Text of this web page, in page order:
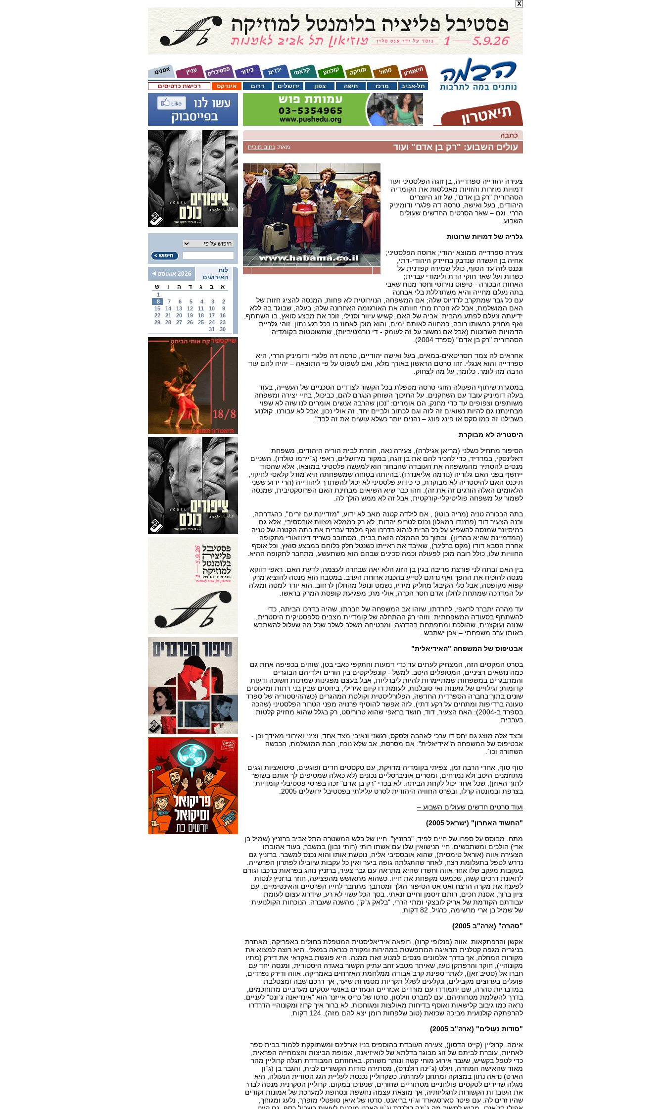
רכישת כרטיסים אינדקס דרום ירושלים צפון חיפה מרכז תל-אביב
לוח
האירועים
2026 אוגוסט
א
ב ג ד ה ו ש
1
2
3
4
5
6
7
8
9
10
11
12
13
14
15
16
17
18
19
20
21
22
23
24
25
26
27
28
29
30
31
כתבה
מאת: נחום מוכיח עולים השבוע: "רק בן אדם" ועוד
צעירה יהודייה ספרדייה, בן זוגה הפלסטיני ועוד
דמויות מוזרות והזויות מאכלסות את הקומדיה
הסהרורית "רק בן אדם", של זוג היוצרים
היהודים, בעל ואישה, טרסה דה פלגרי ודומיניק
הררי. וגם – שאר הסרטים החדשים שעולים
השבוע.
גלריה של דמויות שרוטות
צעירה ספרדייה ממוצא יהודי; ארוסה הפלסטיני;
אחיה בן העשרה שנדבק בחיידק היהודי-דתי,
ונכנס לזה עד הסוף, כולל שמירה קפדנית על
כשרות ועל שאר חוקי הדת ולימודי עברית;
האחות הבכורה - טיפוס נוירוטי וחסר מנוח שאבי
בתה נעלם מחייה והיא משתרללת בלי אבחנה
עם כל גבר שמתקרב לרדיוס שלה; אם המשפחה, הנוירוטית לא פחות, המנסה להציג חזות של
האם המושלמת, אבל לא זוכרת מתי חוותה את האורגזמה האחרונה שלה; בעלה, שבוגד בה ללא
ידיעתה ונעלם לפתע מהבית. אביה של האם, קשיש עיוור וסנילי, זוכר את מבצע סואץ, בו השתתף,
ואף מחזיק ברשותו רובה, כמחווה לאותם ימים, והוא מוכן לאחוז בו בכל רגע נתון. זוהי גלריית
הדמויות השרוטות (אבל אם נחשוב על זה לעומק - די נורמטיביות), שמשוטטות בקומדיה
הסהרורית "רק בן אדם" (ספרד 2004).
אחראים לה צמד תסריטאים-במאים, בעל ואישה יהודיים, טרסה דה פלגרי ודומיניק הררי, היא
ספרדייה והוא אנגלי. זהו סרטם הראשון באורך מלא, ואם לשפוט על פי התוצאה – יהיה להם עוד
הרבה מה לומר. כלומר, על מה לצחוק.
במסגרת שיתוף הפעולה הזוגי טרסה מטפלת בכל הקשור לצדדים הטכניים של העשייה, בעוד
בעלה דומיניק עובד עם השחקנים. על החיכוך השוחק הנגרם להם, כביכול, בחיי יצירה ומשפחה
משותפים וצפופים עד כדי מחנק, הם אומרים: "נכון שהרבה אנשים אומרים לנו שזה לא שפוי
מבחינתנו גם להיות נשואים זה לזה וגם לכתוב ולביים יחד. זה אולי נכון, אבל לא עבורנו. קולנוע
בשבילנו זה כמו סקס או פינג פונג – נהנים יותר כשלא עושים את זה לבד".
היסטריה לא מבוקרת
הסיפור מתחיל כשלני (מריאן אגילרה), צעירה נאה, חוזרת לבית הוריה היהודים, משפחת
דאלינסקי, במדריד, כדי להכיר להם את בן זוגה, במקור מירושלים, ראפי (ג`יירמו טולדו). השניים
מנסים להסתיר מהמשפחה את העובדה שהבחור הוא למעשה פלסטיני במוצאו, אלא שהסוד
ייחשף בפני האם גלוריה (נורמה אליאנדרו). בהיותה בטוחה שמשפחתה היא מודל קלאסי לחיקוי,
תיכנס האם להיסטריה לא מבוקרת, כי כידוע פלסטיני לא יכול להשתדך ליהודייה (הרי ידוע ששני
הלאומים האלה הורגים זה את זה). וזהו כבר שיא השיאים מבחינת האם הפרוטקטיבית, שמנסה
לשמור על משפחה פוליטיקלי-קורקטית, אבל זה לא ממש הולך לה.
בתה הבכורה טניה (מריה בוטו) , אם לילדה קטנה מאב לא ידוע, "מזדיינת עם זרים", כהגדרתה,
ובנה הצעיר דוד (פרננדו רמאלו) נכנס לטריפ יהדות, לא רק כממלא מצוות אובססיבי, אלא גם
כמיסיונר שמנסה להשפיע על כל הבית לנהוג בדרכו ואף מלמד עברית את בתה הקטנה של טניה
(המדמיינת שהיא בהריון). ובתוך כל ההמולה הזאת בבית, מסתובב כשריד דינוזאורי מתקופה
אחרת הסבא דודו (מקס ברלינר), שאיבד את ראייתו כשנטל חלק כלוחם במבצע סואץ, וכל אוסף
החוויות שלו, כולל רובה מוכן לפעולה וכמה סכינים שבהם הוא משתעשע, מתחבר לתקופה ההיא.
בין האם ובתה לני פורצת מריבה בגין בן הזוג הלא יאה שבחרה לעצמה, לדעת האם. ראפי דווקא
מנסה להוכיח את ההפך ואף נרתם לסייע בהכנת ארוחת הערב. במטבח הוא מנסה להוציא מרק
קפוא מקופסה, אבל כלי הקיבול מחליק מידיו, נשמט ונופל מהחלון לרחוב. הוא יורד למטה ומגלה
על המדרכה שמתחת לחלון אדם חסר הכרה, אולי מת, מפגיעת קופסת המרק בראשו.
עד מהרה יתברר לראפי, לחרדתו, שזהו אב המשפחה של חברתו, שהיה בדרכו הביתה, כדי
להשתתף בסעודה המשפחתית. וזוהי רק ההתחלה של קומדיית מצבים סלפסטיקית היסטרית,
שנונה ועוקצנית, שהולכת ומתפתחת בהדרגה, ומבטיחה משלב לשלב שכל מה שעלול להשתבש
באותו ערב משפחתי – אכן ישתבש.
אבטיפוס של המשפחה "האידיאלית"
בסרט המקסים הזה, המצחיק לעתים עד כדי דמעות והתקפי כאבי בטן, שוהים בכפיפה אחת גם
כמה נושאים רציניים, המטופלים היטב. למשל - קונפליקטים בין הורים וילדיהם הבוגרים
והמתבגרים במשפחות שמתיימרות להיות ליברליות, אבל בעצם מפגינות שמרנות חשוכה ודעות
קדומות; וגילויים של גזענות ואי סובלנות, לעומת דו קיום אידילי, ביחסים שבין בני דתות ומיעוטים
שונים בתוך בחברה הספרדית החדשה, הפלורליסטית וקולטת המהגרים (כשההיסטוריה של ספרד
טעונה ברדיפות ומתחים על רקע דתי). לזה אפשר להוסיף פרנויה מפני הטרור הפלסטיני (שהכה
בספרד ב-2004): האח הצעיר, דוד, חושד בראפי שהוא טרוריסט, רק בגלל שהוא מחזיק קלטות
בערבית.
ובצד אלה מוצג גם יחס דו ערכי לאהבה ולסקס, רגשני ונאיבי מצד אחד, וציני ואירוני מאידך וכן -
אבטיפוס של המשפחה ה"אידיאלית": אם מסרסת, אב שלא נוכח, הבת המושלמת, הכבשה
השחורה וכו`.
סוף סוף, אחרי הרבה זמן, צפיתי בקומדיה מדויקת, עם טקסטים חדים ופוגעים, סיטואציות וגגים
מתוזמנים היטב ולא נמרחים, ומסרים אוניברסליים נכונים (לא כאלה שמטיפים לך אותם בשופר
לתוך האוזן), שכל אחד יכול לקחת הביתה. לא בכדי "רק בן אדם" זכה בפרסי פסטיבלי קומדיות
בצרפת ובמונטה קרלו, ובפרס החוויה היהודית לסרט עלילתי בפסטיבל ירושלים 2005.
ועוד סרטים חדשים שעולים השבוע –
"החשוד האחרון" (ישראל 2005)
מתח. מבוסס על ספרו של חיים לפיד, "ברזניץ". חייו של בלש המשטרה התל אביב ברזניץ (שמיל בן
ארי) הולכים ומשתבשים. חיי הנישואין שלו עם אשתו רותי (רותי נבון) במשבר, בעוד אהובתו
הצעירה אווה (אוראל טימסית), שהוא אובססיבי אליה, נוטשת אותו והוא נכנס למשבר. ברזניץ גם
נדרש לטפל בתעלומת רצח, לאחר שהתגלתה גופה ביער ואין כל עקבות שיובילו לפתרון הפרשייה.
בעקבות מעקב שלו אחר אווה וחשדו שהיא מתראה עם גבר צעיר, ברזניץ נוהג בפראות ברכבו וגורם
לתאונת דרכים קשה, שכמעט מקפחת את חייו. כשהוא מתאושש מהפציעה, חוזר ברזניץ לנסות
לפענח את מקרה הרצח ואט אט הסיפור הולך ומסתבך מתחבר לחייו הפרטיים והאינטימיים. עם
ציון ברוך, אסנת חכים, רותם זיסמן וחיים זנאתי. בסך הכל עשוי לא רע, שידרוג עצום לעומת
עבודתם הקודמת של אריק לובצקי ומתי הררי, "בלאק ג`ק", מהשנה שעברה. הנוכחות הקולנועית
של שמיל בן ארי מרשימה, כרגיל. 82 דקות.
"סהרה" (ארה"ב 2005)
אקשן והרפתקאות. אווה (פנלופי קרוז), רופאה אידיאליסטית המטפלת בחולים באפריקה, מאתרת
בניגריה מגפה קטלנית מדאיגה המתפשטת במהירות ומקורה כנראה במאלי. היא רוצה למצוא את
מקורות המחלה, אך בדרך אלמונים מנסים למנוע זאת ממנה. היא פוגשת באקראי את דירק (מתיו
מקונוהיי), חוקר והרפתקן נועז, שאיתר מטבע זהב עתיק הקשור באגדה היסטורית, ומנסה יחד עם
חברו אל (סטיב זאן), לאתר ספינת קרב אבודה ממלחמת האזרחים באמריקה. אווה ודירק נפרדים,
פועלים בערוצים מקבילים, ונקלעים לשלל תקריות מסמרות שיער, אך דרכם שבה ומצטלבת
במדבריות סהרה, שם יתמודדו עם מורדים אכזריים הנעזרים באנשי עסקים מערביים מתוחכמים,
בדרך להשלמת מטרותיהם. עם למברט ווילסון. סרטו של כריס אייזנר הוא "אינדיאנה ג`ונס" לעניים.
נראה כמו גיבוב קלישאות ואוסף בדיחות מאולצות ומגוחכות. לא ברור איך קרוז ומקונוהיי הדרדרו
להרפתקה קולנועית מביכה שכזאת (טוב שלפחות רומן יצא להם מזה). 124 דקות.
"סודות נעולים" (ארה"ב 2005)
אימה. קרוליין (קייט הדסון), צעירה העובדת בהוספיס בניו אורלינס ומשתוקקת ללמוד בבית ספר
לאחיות, עוברת לביתם של זוג מבוגר בדלתא של לואיזיאנה, אפופת הביצות והצמחייה הפראית,
כדי לטפל בקשיש, שעבר אירוע מוחי קשה ונותר משותק. באחוזתם המבודדת תגלה קרוליין מהר
מאוד שהאישה המוזרה, ויולט (ג`ינה רולנדס), מסתירה סודות הקשורים לבית, והגבר בן (ג`ון
הארט) נראה נתון במצוקה ומתחנן לעזרתה. כשקרוליין נכנסת לעליית הגג הסודית הנעולה, היא
מגלה שרידים לטקסים פולחניים מסתוריים שחורים, שנערכו במקום. קרוליין הסקרנית מנסה לברר
את העובדות הקשורות לתגליותיה, אך מוצאת עצמה נחשפת ונסחפת למערכת של אמונות וקודים
שהיו זרים לה. עם פיטר סארסגארד וג`וי בריאנט. סרטו של איאן סופטלי מופרך, נלעג ומגוחך,